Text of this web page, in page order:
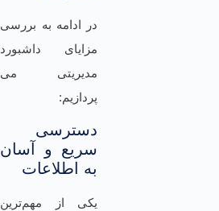
در ادامه به بررسی
مزایای داشبورد
مدیریتی می
پردازیم:
دسترسی
سریع و آسان
به اطلاعات
یکی از مهم‌ترین